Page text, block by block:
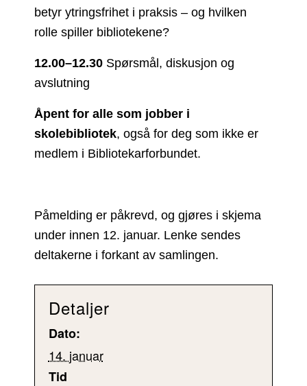
betyr ytringsfrihet i praksis – og hvilken
rolle spiller bibliotekene?
12.00–12.30Spørsmål, diskusjon og
avslutning
Åpent for alle som jobber i
skolebibliotek, også for deg som ikke er
medlem i Bibliotekarforbundet.
Påmelding er påkrevd, og gjøres i skjema
under innen 12. januar. Lenke sendes
deltakerne i forkant av samlingen.
Detaljer
Dato:
14. januar
Tid